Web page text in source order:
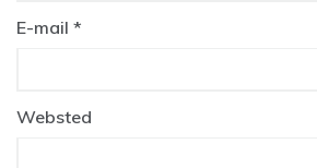
E-mail *
Websted